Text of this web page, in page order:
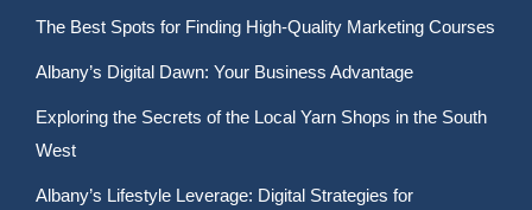
The Best Spots for Finding High-Quality Marketing Courses
Albany’s Digital Dawn: Your Business Advantage
Exploring the Secrets of the Local Yarn Shops in the South
West
Albany’s Lifestyle Leverage: Digital Strategies for